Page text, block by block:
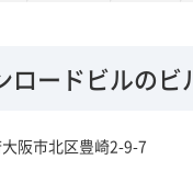
ロードビルのビ
阪市北区豊崎2-9-7